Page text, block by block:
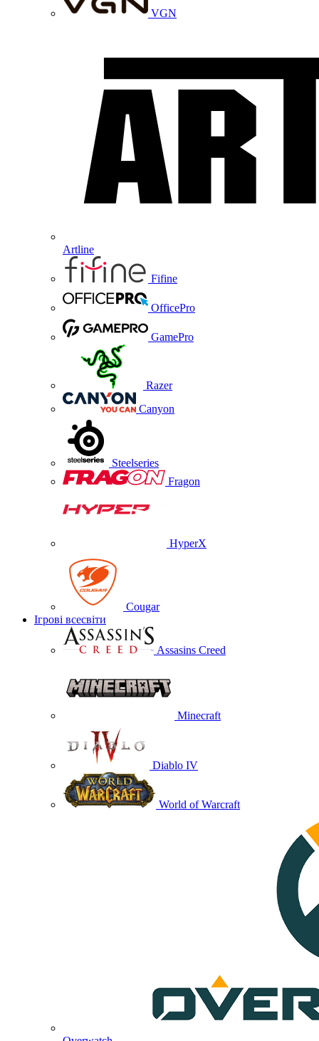
VGN
Artline
Fifine
OfficePro
GamePro
Razer
Canyon
Steelseries
Fragon
HyperX
Cougar
Ігрові всесвіти
Assasins Creed
Minecraft
Diablo IV
World of Warcraft